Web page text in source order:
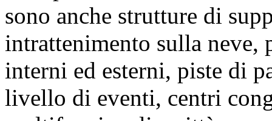
sono anche strutture di
intrattenimento sulla neve,
interni ed esterni, piste di
livello di eventi, centri